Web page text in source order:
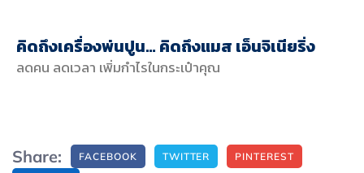
คิดถึงเครื่องพ่นปูน… คิดถึงแมส เอ็นจิเนียริ่ง
ลดคน ลดเวลา เพิ่มกำไรในกระเป๋าคุณ
Share: FACEBOOK TWITTER
PINTEREST